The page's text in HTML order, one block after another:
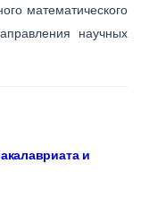
математического
научных
и